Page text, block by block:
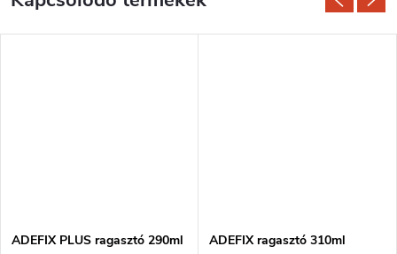
ADEFIX PLUS ragasztó 290ml ADEFIX ragasztó 310ml